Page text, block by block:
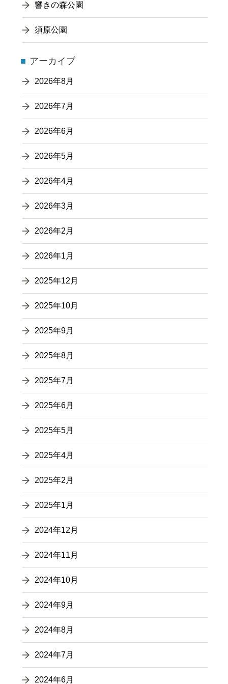
響きの森公園
須原公園
アーカイブ
2026年8月
2026年7月
2026年6月
2026年5月
2026年4月
2026年3月
2026年2月
2026年1月
2025年12月
2025年10月
2025年9月
2025年8月
2025年7月
2025年6月
2025年5月
2025年4月
2025年2月
2025年1月
2024年12月
2024年11月
2024年10月
2024年9月
2024年8月
2024年7月
2024年6月